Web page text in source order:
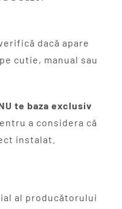
dacă apare
pe cutie, manual sau
te baza exclusiv
a considera că
instalat.
al producătorului